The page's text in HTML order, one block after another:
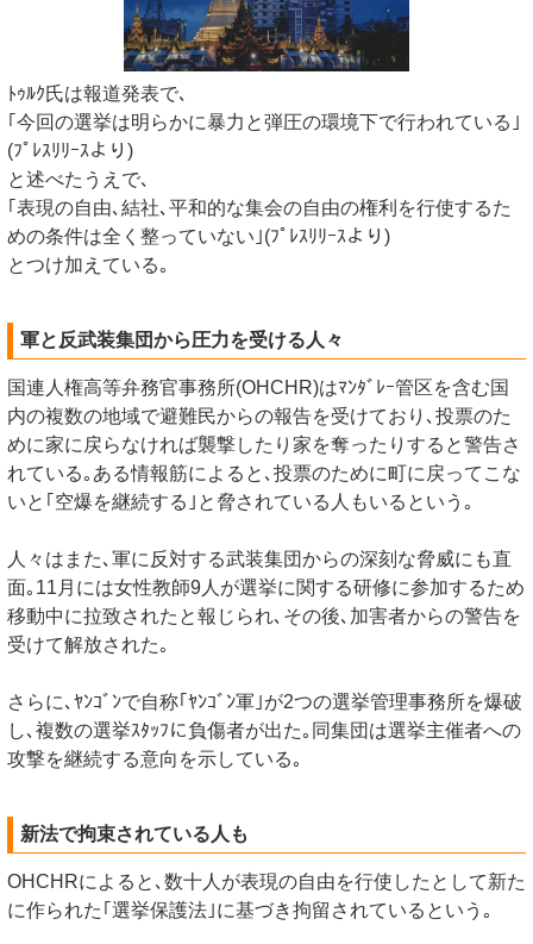
ﾄｩﾙｸ氏は報道発表で､
｢今回の選挙は明らかに暴力と弾圧の環境下で行われている｣
(ﾌﾟﾚｽﾘﾘｰｽより)
と述べたうえで､
｢表現の自由､結社､平和的な集会の自由の権利を行使するた
めの条件は全く整っていない｣(ﾌﾟﾚｽﾘﾘｰｽより)
とつけ加えている｡
軍と反武装集団から圧力を受ける人々
国連人権高等弁務官事務所(OHCHR)はﾏﾝﾀﾞﾚｰ管区を含む国
内の複数の地域で避難民からの報告を受けており､投票のた
めに家に戻らなければ襲撃したり家を奪ったりすると警告さ
れている｡ある情報筋によると､投票のために町に戻ってこな
いと｢空爆を継続する｣と脅されている人もいるという｡
人々はまた､軍に反対する武装集団からの深刻な脅威にも直
面｡11月には女性教師9人が選挙に関する研修に参加するため
移動中に拉致されたと報じられ､その後､加害者からの警告を
受けて解放された｡
さらに､ﾔﾝｺﾞﾝで自称｢ﾔﾝｺﾞﾝ軍｣が2つの選挙管理事務所を爆破
し､複数の選挙ｽﾀｯﾌに負傷者が出た｡同集団は選挙主催者への
攻撃を継続する意向を示している｡
新法で拘束されている人も
OHCHRによると､数十人が表現の自由を行使したとして新た
に作られた｢選挙保護法｣に基づき拘留されているという｡